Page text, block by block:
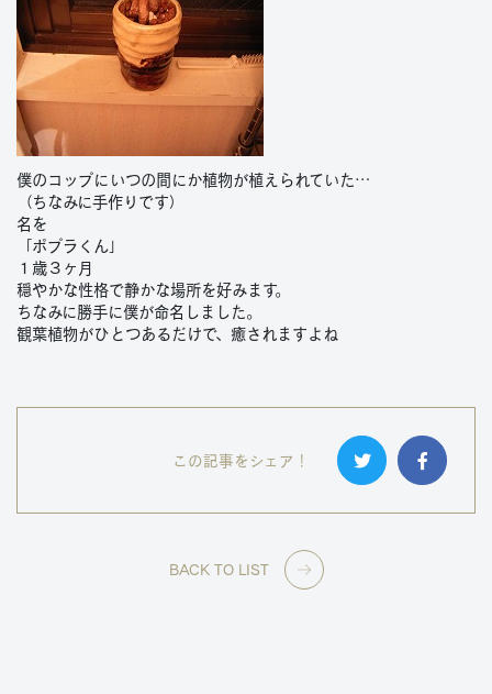
僕のコップにいつの間にか植物が植えられていた…
（ちなみに手作りです）
名を
「ポプラくん」
１歳３ヶ月
穏やかな性格で静かな場所を好みます。
ちなみに勝手に僕が命名しました。
観葉植物がひとつあるだけで、癒されますよね
この記事をシェア！
BACK TO LIST